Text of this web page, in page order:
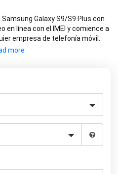
Galaxy S9/S9 Plus con
en línea con el IMEI y comience a
empresa de telefonía móvil.
es completamente legal y
código de 8 dígitos y las